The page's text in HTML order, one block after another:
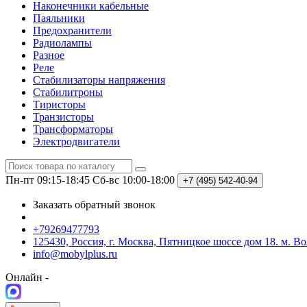
Наконечники кабельные
Паяльники
Предохранители
Радиолампы
Разное
Реле
Стабилизаторы напряжения
Стабилитроны
Тиристоры
Транзисторы
Трансформаторы
Электродвигатели
Пн-пт 09:15-18:45 Сб-вс 10:00-18:00 +7 (495) 542-40-94
Заказать обратный звонок
+79269477793
125430, Россия, г. Москва, Пятницкое шоссе дом 18. м.
info@mobylplus.ru
Онлайн -